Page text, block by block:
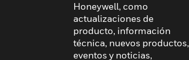
Honeywell, como
actualizaciones de
producto, información
técnica, nuevos productos,
eventos y noticias,